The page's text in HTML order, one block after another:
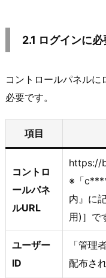
2.1 ログインに
コントロールパネル
必要です。
項目
コントロ
ールパネ
ルURL
https://
※「
内』に
用)］で
ユーザー
ID
「管理
配布さ